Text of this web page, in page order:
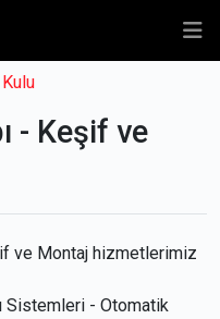
Kulu
- Keşif ve
ve Montaj hizmetlerimiz
Sistemleri - Otomatik